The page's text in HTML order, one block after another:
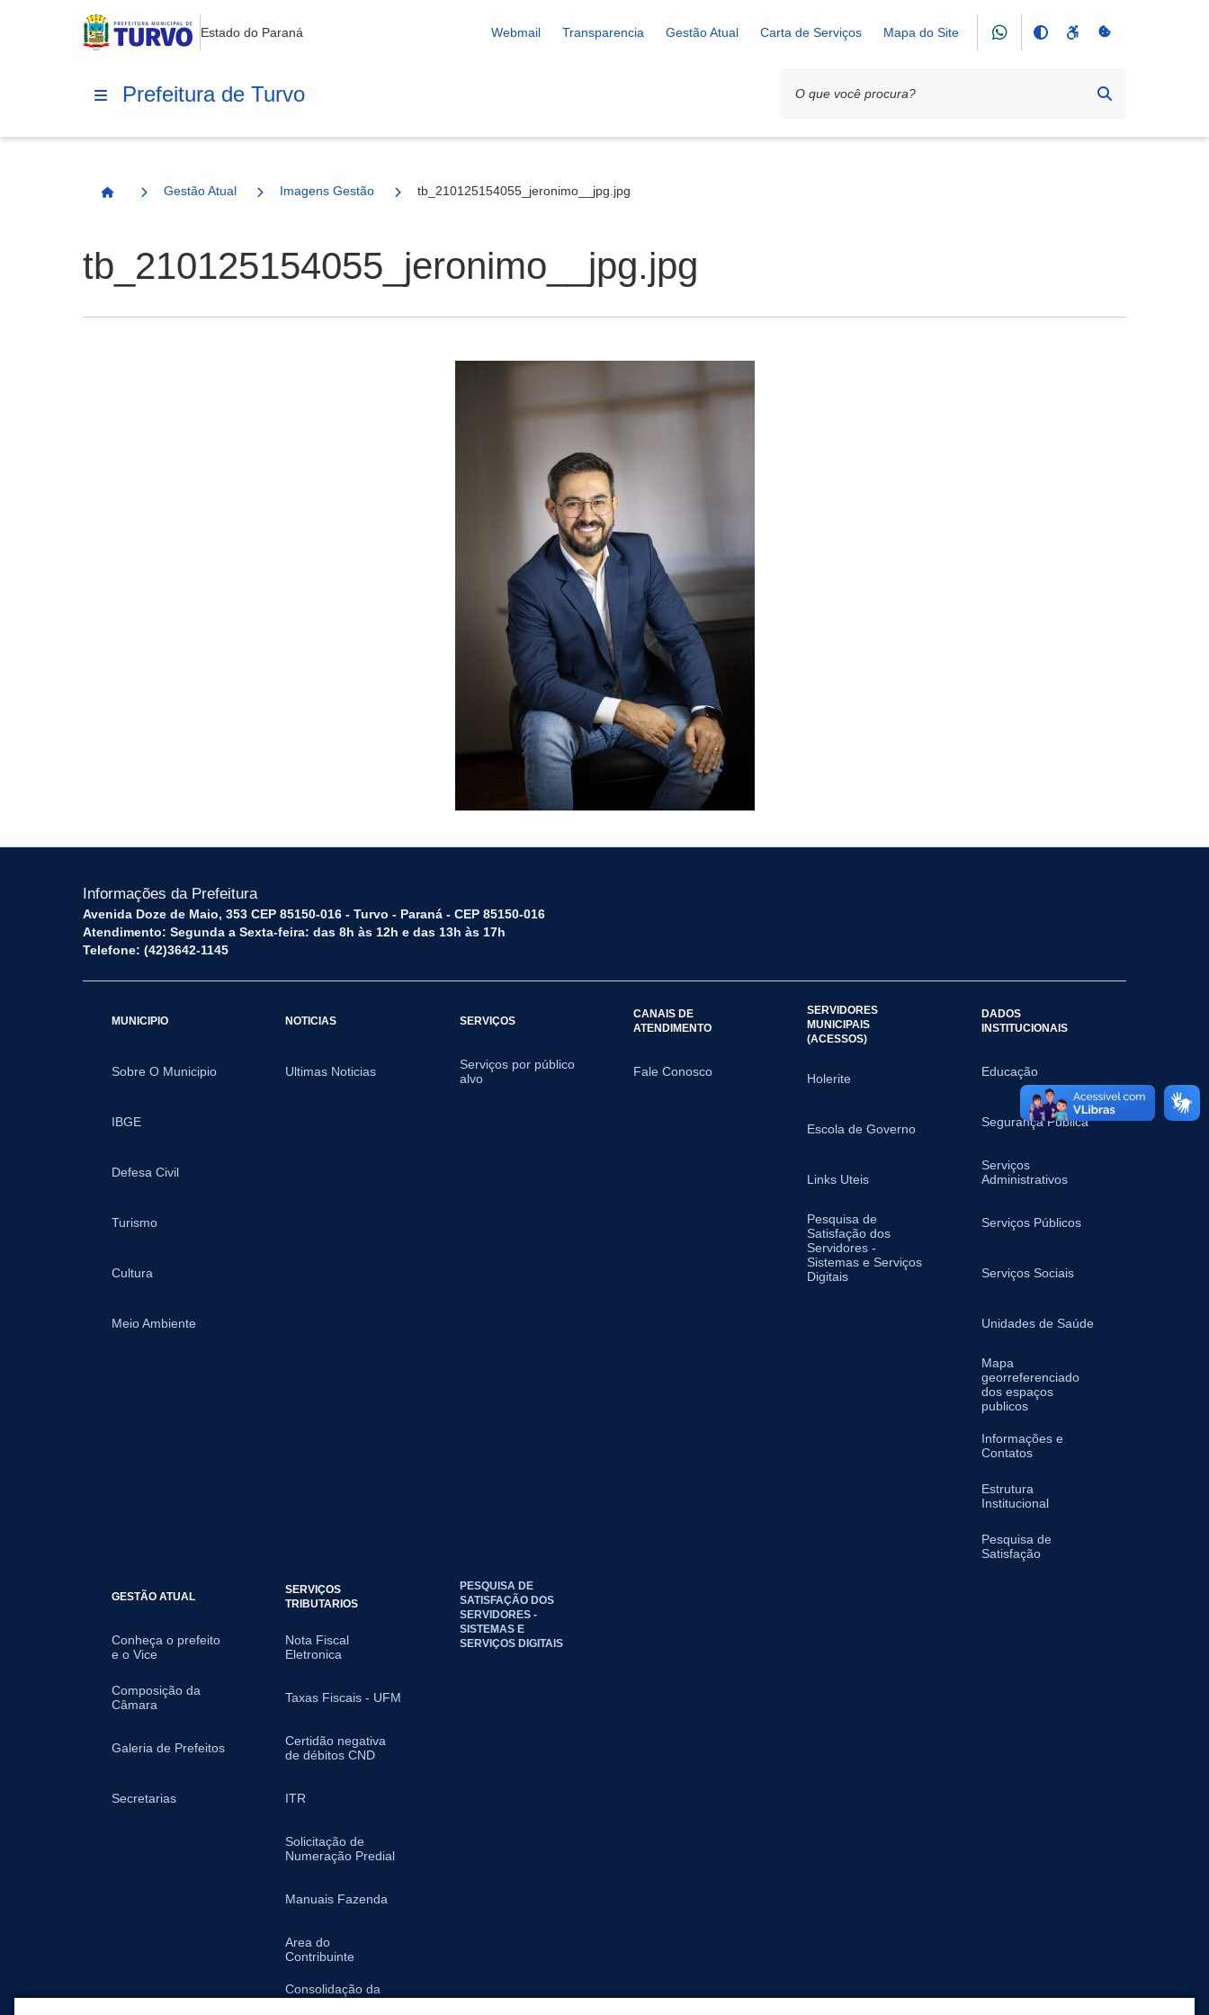
Estado do Paraná Webmail Transparencia Gestão Atual Carta de Serviços Mapa do Site
Prefeitura de Turvo
Página Inicial
Gestão Atual Imagens Gestão tb_210125154055_jeronimo__jpg.jpg
tb_210125154055_jeronimo__jpg.jpg
Informações da Prefeitura
Avenida Doze de Maio, 353 CEP 85150-016 - Turvo - Paraná - CEP 85150-016
Atendimento: Segunda a Sexta-feira: das 8h às 12h e das 13h às 17h
Telefone: (42)3642-1145
MUNICIPIO
Sobre O Municipio
IBGE
Defesa Civil
Turismo
Cultura
Meio Ambiente
NOTICIAS
Ultimas Noticias
SERVIÇOS
Serviços por público
alvo
CANAIS DE
ATENDIMENTO
Fale Conosco
SERVIDORES
MUNICIPAIS
(ACESSOS)
Holerite
Escola de Governo
Links Uteis
Pesquisa de
Satisfação dos
Servidores -
Sistemas e Serviços
Digitais
DADOS
INSTITUCIONAIS
Educação
Segurança Pública
Serviços
Administrativos
Serviços Públicos
Serviços Sociais
Unidades de Saúde
Mapa
georreferenciado
dos espaços
publicos
Informações e
Contatos
Estrutura
Institucional
Pesquisa de
Satisfação
GESTÃO ATUAL
Conheça o prefeito
e o Vice
Composição da
Câmara
Galeria de Prefeitos
Secretarias
SERVIÇOS
TRIBUTARIOS
Nota Fiscal
Eletronica
Taxas Fiscais - UFM
Certidão negativa
de débitos CND
ITR
Solicitação de
Numeração Predial
Manuais Fazenda
Area do
Contribuinte
Consolidação da
PESQUISA DE
SATISFAÇÃO DOS
SERVIDORES -
SISTEMAS E
SERVIÇOS DIGITAIS